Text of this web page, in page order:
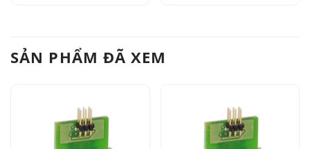
SẢN PHẨM ĐÃ XEM